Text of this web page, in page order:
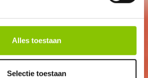
Alles toestaan
Selectie toestaan